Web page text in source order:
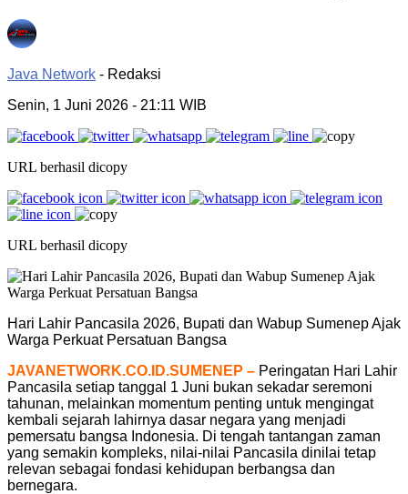
Java Network - Redaksi
Senin, 1 Juni 2026 - 21:11 WIB
URL berhasil dicopy
URL berhasil dicopy
Hari Lahir Pancasila 2026, Bupati dan Wabup Sumenep Ajak
Warga Perkuat Persatuan Bangsa
JAVANETWORK.CO.ID.SUMENEP – Peringatan Hari Lahir
Pancasila setiap tanggal 1 Juni bukan sekadar seremoni
tahunan, melainkan momentum penting untuk mengingat
kembali sejarah lahirnya dasar negara yang menjadi
pemersatu bangsa Indonesia. Di tengah tantangan zaman
yang semakin kompleks, nilai-nilai Pancasila dinilai tetap
relevan sebagai fondasi kehidupan berbangsa dan
bernegara.